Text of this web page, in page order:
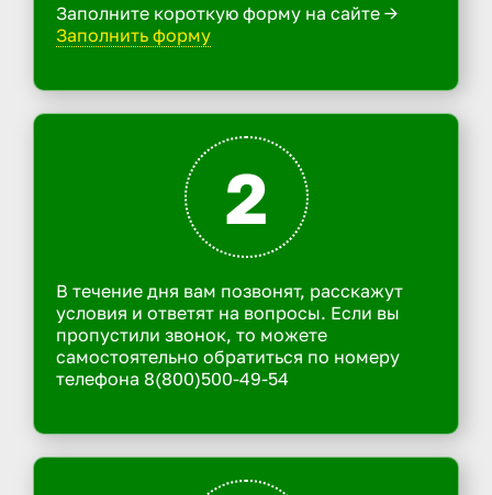
Заполните короткую форму на сайте ->
Заполнить форму
2
В течение дня вам позвонят, расскажут
условия и ответят на вопросы. Если вы
пропустили звонок, то можете
самостоятельно обратиться по номеру
телефона 8(800)500-49-54